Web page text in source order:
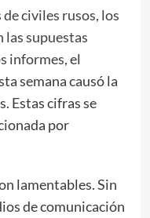
civiles rusos, los
las supuestas
informes,el
semana causó la
Estas cifras se
por
lamentables. Sin
de comunicación